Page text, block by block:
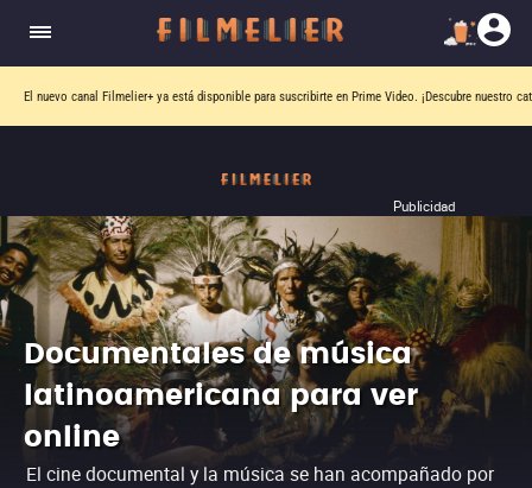
El nuevo canal Filmelier+ ya está disponible para suscribirte en Prime Video. ¡Descubre nuestro
Publicidad
Documentales de música
latinoamericana para ver
online
El cine documental y la música se han acompañado por